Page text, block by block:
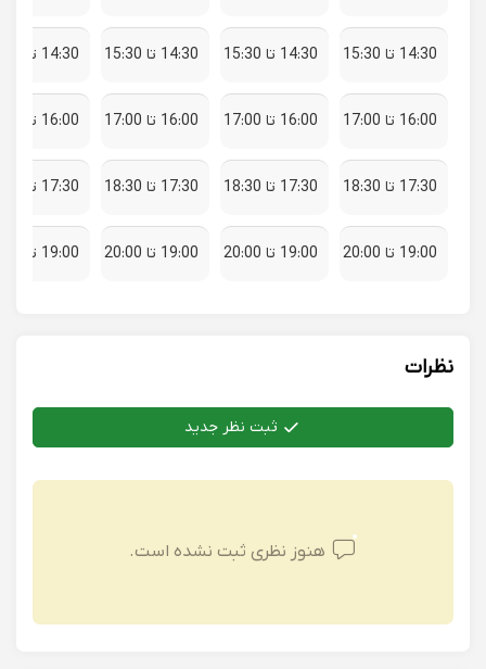
14:30 تا 15:30
16:00 تا 17:00
17:30 تا 18:30
19:00 تا 20:00
14:30 تا 15:30
16:00 تا 17:00
17:30 تا 18:30
19:00 تا 20:00
14:30 تا 15:30
16:00 تا 17:00
17:30 تا 18:30
19:00 تا 20:00
14:30 تا 15:30
16:00 تا 17:00
17:30 تا 18:30
19:00 تا 20:00
نظرات
ثبت نظر جدید
هنوز نظری ثبت نشده است.